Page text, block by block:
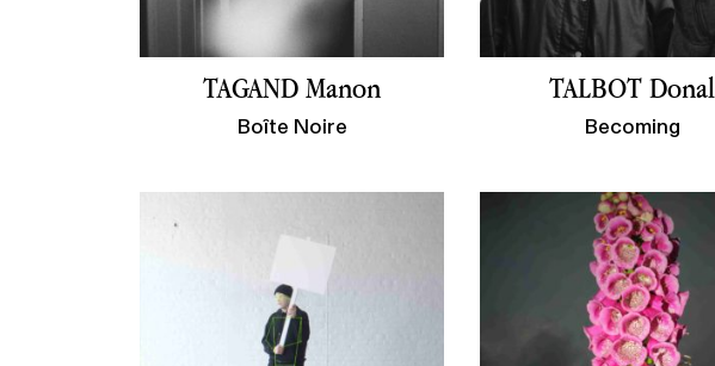
TAGAND Manon
Boîte Noire
TALBOT Donal
Becoming